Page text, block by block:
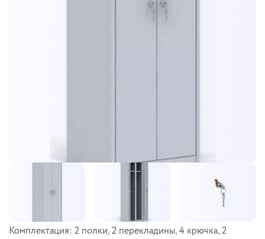
Комплектация: 2 полки, 2 перекладины, 4 крючка, 2